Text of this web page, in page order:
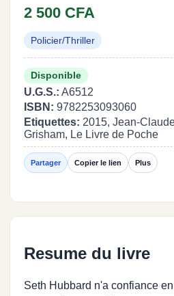
2 500 CFA
Policier/Thriller
Disponible
U.G.S.: A6512
ISBN: 9782253093060
Etiquettes: 2015, Jean-
Grisham, Le Livre de Poche
Partager Copier le lien Plus
Resume du livre
Seth Hubbard n'a confiance